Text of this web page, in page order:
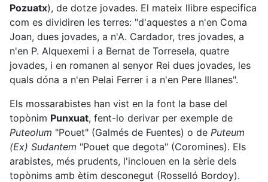
Pozuatx), de dotze jovades. El mateix llibre especifica
com es dividiren les terres: "d'aquestes a n'en Coma
Joan, dues jovades, a n'A. Cardador, tres jovades, a
n'en P. Alquexemi i a Bernat de Torresela, quatre
jovades, i en romanen al senyor Rei dues jovades, les
quals dóna a n'en Pelai Ferrer i a n'en Pere Illanes".
Els mossarabistes han vist en la font la base del
topònim Punxuat, fent-lo derivar per exemple de
Puteolum "Pouet" (Galmés de Fuentes) o de Puteum
(Ex) Sudantem "Pouet que degota" (Coromines). Els
arabistes, més prudents, l'inclouen en la sèrie dels
topònims amb ètim desconegut (Rosselló Bordoy).